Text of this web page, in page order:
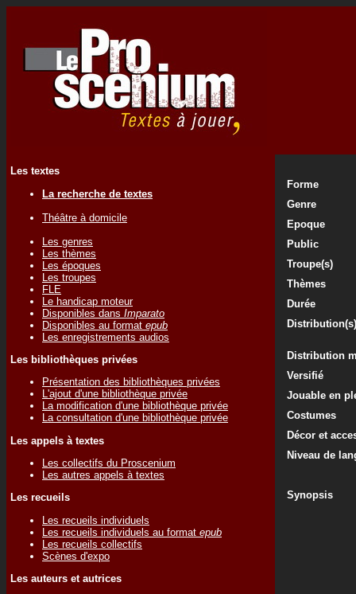
Les textes
La recherche de textes
Théâtre à domicile
Les genres
Les thèmes
Les époques
Les troupes
FLE
Le handicap moteur
Disponibles dans Imparato
Disponibles au format epub
Les enregistrements audios
Les bibliothèques privées
Présentation des bibliothèques privées
L'ajout d'une bibliothèque privée
La modification d'une bibliothèque privée
La consultation d'une bibliothèque privée
Les appels à textes
Les collectifs du Proscenium
Les autres appels à textes
Les recueils
Les recueils individuels
Les recueils individuels au format epub
Les recueils collectifs
Scènes d'expo
Les auteurs et autrices
Forme
Genre
Epoque
Public
Troupe(s)
Thèmes
Durée
Distribution(s)
Distribution
Versifié
Jouable en
Costumes
Décor et
Niveau de
Synopsis